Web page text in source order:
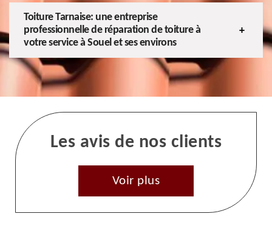
Toiture Tarnaise: une entreprise
professionnelle de réparation de toiture à
votre service à Souel et ses environs
Les avis de nos clients
Voir plus